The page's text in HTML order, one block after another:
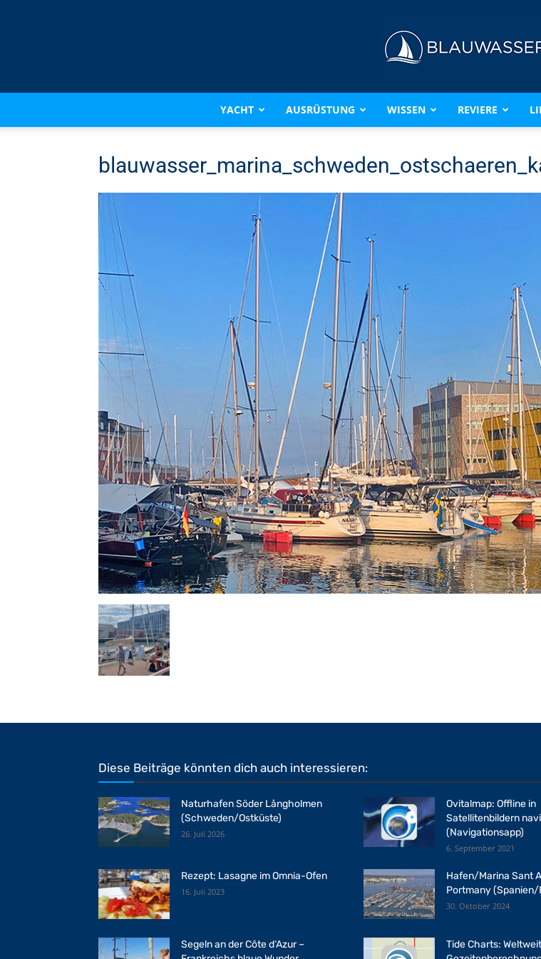
YACHT AUSRÜSTUNG WISSEN REVIERE
Diese Beiträge könnten dich auch interessieren:
Naturhafen Söder Långholmen
(Schweden/Ostküste)
26. Juli 2026
Ovitalmap: Offline in
Satellitenbildern
(Navigationsapp)
6. September 2021
Rezept: Lasagne im Omnia-Ofen
16. Juli 2023
Hafen/Marina Sant
Portmany (Spanien/
30. Oktober 2024
Segeln an der Côte d‘Azur –
Tide Charts: